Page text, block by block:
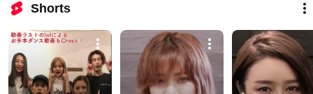
Shorts